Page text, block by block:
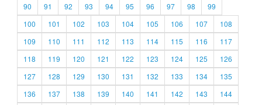
90
91 92 93 94 95 96 97 98
99
100
101 102 103 104 105 106 107
108
109
110 111 112 113 114 115 116
117
118
119 120 121 122 123 124 125
126
127
128 129 130 131 132 133 134
135
136
137 138 139 140 141 142 143
144